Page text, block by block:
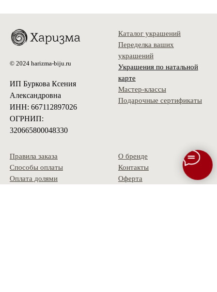
© 2024 harizma-biju.ru
ИП Буркова Ксения
Александровна
ИНН: 667112897026
ОГРНИП:
320665800048330
Каталог украшений
Переделка ваших
украшений
Украшения по натальной
карте
Мастер-классы
Подарочные сертификаты
Правила заказа
Способы оплаты
Оплата долями
О бренде
Контакты
Оферта